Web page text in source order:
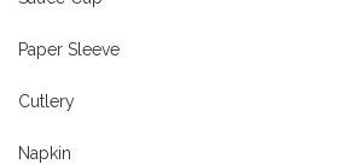
Paper Sleeve
Cutlery
Napkin